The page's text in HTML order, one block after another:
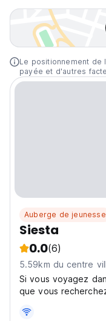
Le positionnement de
payée et d'autres
Auberge de jeunesse
Siesta
0.0(6)
5.59km du centre
Si vous voyagez
que vous
Siesta est une